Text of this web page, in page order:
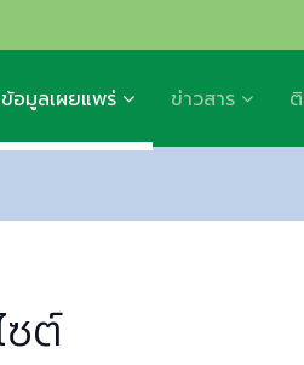
ข้อมูลเผยแพร่ ข่าวสาร
ซต์